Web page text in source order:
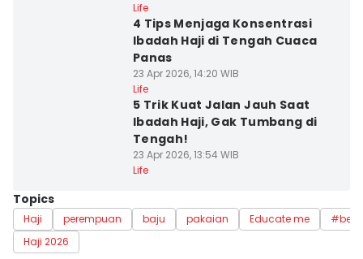
Life
4 Tips Menjaga Konsentrasi
Ibadah Haji di Tengah Cuaca
Panas
23 Apr 2026, 14:20 WIB
Life
5 Trik Kuat Jalan Jauh Saat
Ibadah Haji, Gak Tumbang di
Tengah!
23 Apr 2026, 13:54 WIB
Life
Topics
Haji perempuan baju pakaian Educate me
Haji 2026